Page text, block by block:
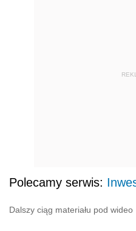
Polecamy serwis:
Dalszy ciąg materiału pod wideo